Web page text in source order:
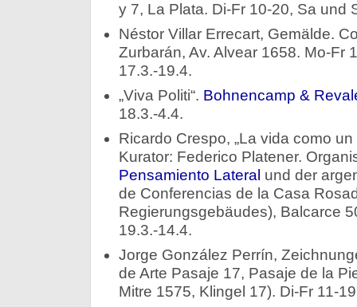
y 7, La Plata. Di-Fr 10-20, Sa und
Néstor Villar Errecart, Gemälde.
Zurbarán, Av. Alvear 1658. Mo-Fr
17.3.-19.4.
„Viva Politi“. Bohnencamp &
18.3.-4.4.
Ricardo Crespo, „La vida como
Kurator: Federico Platener.
Pensamiento Lateral und der
de Conferencias de la Casa
Regierungsgebäudes), Balcarce
19.3.-14.4.
Jorge González Perrín,
de Arte Pasaje 17, Pasaje de la
Mitre 1575, Klingel 17). Di-Fr 11-